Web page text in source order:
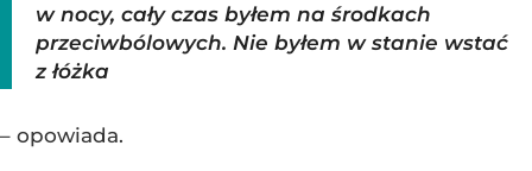
w nocy, cały czas byłem na środkach
przeciwbólowych. Nie byłem w stanie wstać
z łóżka
– opowiada.